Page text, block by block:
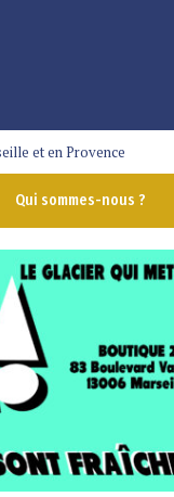
et en Provence
Qui sommes-nous ?